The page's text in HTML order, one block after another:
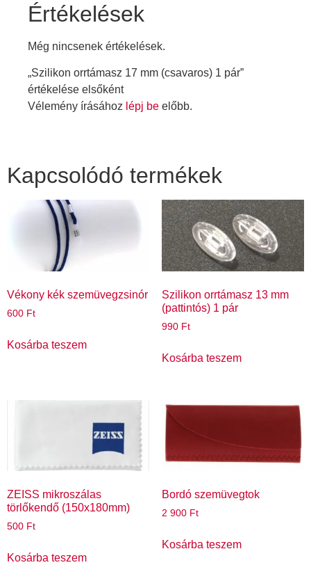
Értékelések
Még nincsenek értékelések.
„Szilikon orrtámasz 17 mm (csavaros) 1 pár”
értékelése elsőként
Vélemény írásához lépj be előbb.
Kapcsolódó termékek
Vékony kék szemüvegzsinór
600 Ft
Kosárba teszem
Szilikon orrtámasz 13 mm
(pattintós) 1 pár
990 Ft
Kosárba teszem
ZEISS mikroszálas
törlőkendő (150x180mm)
500 Ft
Kosárba teszem
Bordó szemüvegtok
2 900 Ft
Kosárba teszem